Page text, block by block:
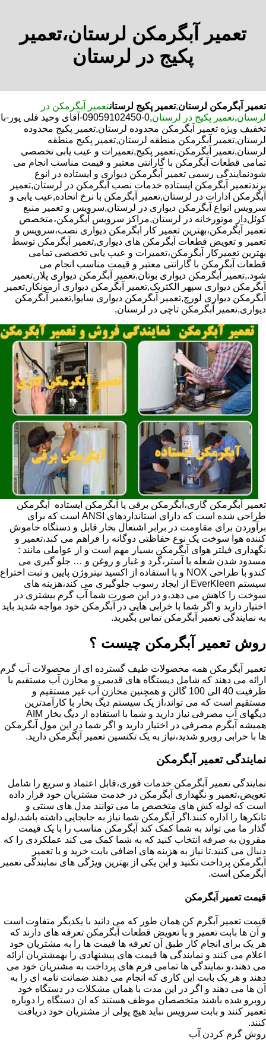
تعمیر آبگرمکن لرستان،تعمیر
پکیج در لرستان
تعمیر آبگرمکن لرستان,تعمیر پکیج لرستانتعمیر آبگرمکن در
لرستان,تعمیر پکیج در لرستان
,0-09059102450-آقای وحید قلی پور-با
تخفیف ویژه تعمیر آبگرمکن محدوده لرستان,تعمیر پکیج محدوده
لرستان,تعمیر آبگرمکن منطقه لرستان,تعمیر پکیج منطقه
لرستان,تعمیر آبگرمکن,تعمیر پکیج,تعمیرات و عیب یابی تخصصی
تمامی قطعات آبگرمکن با گارانتی معتبر و قیمت مناسب انجام می
شودنمایندگی رسمی تعمیر آبگرمکن دیواری و ایستاده در انوع
برندتعمیر آبگرمکن ایستاده خدمات نصب آبگرمکن در لرستان,تعمیر
آبگرمکن ادارات در لرستان,تعمیر آبگرمکن با نرخ اتحاده,عیب یابی و
سرویس انواع آبگرمکن دیواری در لرستان,سرویس و تعمیر منبع
کوئل‌دار موتورخانه در لرستان,مراکز سرویس آبگرمکن،متخصص
تعمیر آبگرمکن،بهترین تعمیر کار ابگرمکن دیواری نصب،سرویس و
تعمیر و تعویض قطعات آبگرمکن های دیواری,تعمیر آبگرمکن توسط
بهترین تعمیرکار آبگرمکن،تعمیرات و عیب یابی تخصصی تمامی
قطعات آبگرمکن با گارانتی معتبر و قیمت مناسب انجام می
شود.,تعمیر آبگرمکن دیواری بوتان,تعمیر آبگرمکن دیواری پلار,تعمیر
آبگرمکن دیواری سپهر الکتریک,تعمیر آبگرمکن دیواری آزمونکار,تعمیر
آبگرمکن دیواری لورچ,تعمیر آبگرمکن دیواری سایوا,تعمیر آبگرمکن
دیواری,تعمیر آبگرمکن تاچی در لرستان,
تعمیر آبگرمکن گازی،آبگرمکن برقی یا آبگرمکن ایستاده ​ آبگرمکن
طراحی شده است که دارای استانداردهای ANSI است که برای
برآوردن برای مقاومت در برابر اشتعال بخار قابل و دستگاه خاموش
کننده هوا سوخت یک نوع حفاظتی دوگانه را فراهم می کند،تعمیر و
نگهداری فیلتر هوای آبگرمکن بسیار مهم است و از عواملی مانند :
مسدود شدن شعله با آستر،گرد و غبار و روغن و … جلو گیری می
کندو با طراحی NOX و با استفاده از اکسید نیتروژن پایین و ثبت اختراع
سیستم EverKleen از ایجاد رسوب جلوگیری می کند،هزینه های
سوخت را کاهش می دهد،و در این صورت شما آب گرم بیشتری در
اختیار دارید و اگر شما با خرابی هایی در آبگرمکن خود مواجه شدید باید
به نمایندگی تعمیر آبگرمکن تماس بگیرید.
روش تعمیر آبگرمکن چیست ؟
تعمیر آبگرمکن همه محصولات طیف گسترده ای از محصولات آب گرم
ارائه می دهند که شامل دیستگاه های قدیمی و مخازن آب مستقیم با
ظرفیت 40 الی 100 گالن و همچنین مخازن آب غیر مستقیم و
مستقیم است که می تواند،از یک سیستم دیگ بخار با کارآمدترین
دیگهای آب مصرفی نیاز دارید و شما با استفاده از دیگ بخار AIM
همیشه آبگرم مصرفی در اختیار دارید و اگر شما در این مول آبگرمکن
ها با خرابی روبرو شدید،نیاز به یک تکنسین تعمیر آبگرمکن دارید.
نمایندگی تعمیر آبگرمکن
نمایندگی تعمیر آبگرمکن خدمات فوری،قابل اعتماد و سریع را شامل
تعویض،تعمیر و نگهداری آبگرمکن در خدمت مشتریان خود قرار داده
است که لوله کش های متخصص ما می توانند مدل های سنتی و
تانکرها را اداره کنند.اگر آبگرمکن شما نیاز به جابجایی داشته باشد،لوله
گذار ما می تواند به شما کمک کند آبگرمکن مناسب را با یک قیمت
مقرون به صرفه انتخاب کنید که به شما کمک می کند عملکردی را که
دنبال می کنید.تا نیاز به هزینه های اضافی بابت خرید و یا تعمیر
آبگرمکن پرداخت نکنید و این یکی از بهترین ویژگی های نمایندگی تعمیر
آبگرمکن است.
قیمت تعمیر آبگرمکن
قیمت تعمیر آبگرم کن همان طور که می دانید با یکدیگر متفاوت است
و آن ها بابت تعمیر و یا تعویض قطعات آبگرمکن تعرفه های دارند که
هر یک برای انجام کار طبق آن تعرفه ها قیمت ها را به مشتریان خود
اعلام می کنند و نمایندگی ها قیمت های پیشنهادی را بهمشتریان ارائه
می دهند،و نمایندگی ها تمامی فرم های پرداخت به مشتریان خود می
دهند و هر یک بابت این کاری که انجام می دهند ضمانت نامه ای را به
آن ها می دهند و اگر در این مدت با همان مشکلات در دستگاه خود
روبرو شده باشند متخصصان موظف هستند که ان دستگاه را دوباره
تعمیر کنند و بابت سرویس نباید هیچ پولی از مشتریان خود دریافت
کنند.
روش گرم کردن آب